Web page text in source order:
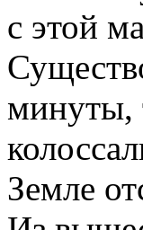
с этой
минуты,
Земле